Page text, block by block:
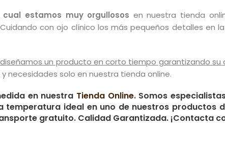
estamos muy orgullosos en nuestra tienda
Cuidando con ojo clínico los más pequeños detalles en
un producto en corto tiempo garantizando su
necesidades solo en nuestra tienda online.
en nuestra Tienda Online. Somos
ideal en uno de nuestros productos
gratuito. Calidad Garantizada. ¡Contacta